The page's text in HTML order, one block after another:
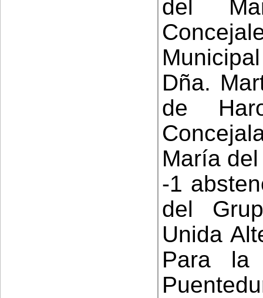
del
Dña.
de
María
-1
del
Unida
Para la